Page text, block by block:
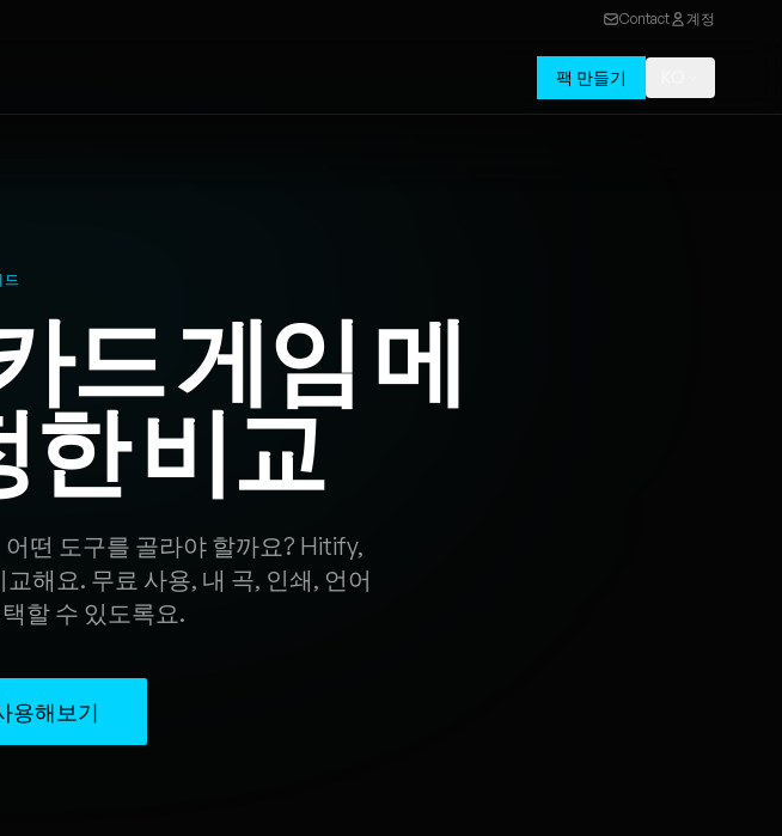
Contact 계정
팩 만들기
드 게임 메
한 비교
떤 도구를 골라야 할까요? Hitify,
해요. 무료 사용, 내 곡, 인쇄, 언어
할 수 있도록요.
용해보기